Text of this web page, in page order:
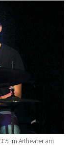
im Artheater am